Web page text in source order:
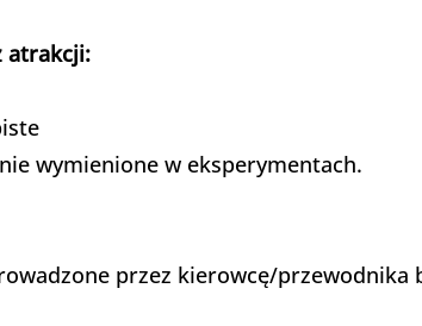
atrakcji:
wymienione w eksperymentach.
przez kierowcę/przewodnika